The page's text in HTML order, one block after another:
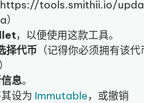
https://tools.smithii.io/
，以便使用这款工具。
择代币 （记得你必须拥有该代
息。
设为 Immutable，或撤销